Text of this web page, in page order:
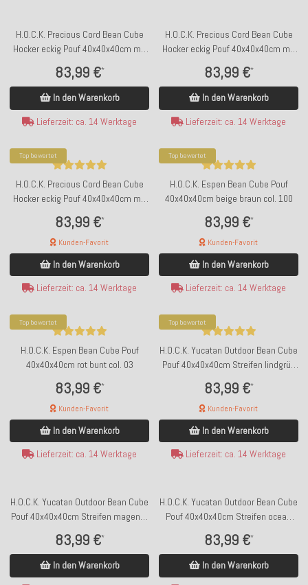
H.O.C.K. Precious Cord Bean Cube
Hocker eckig Pouf 40x40x40cm mit
83,99 €*
In den Warenkorb
Lieferzeit: ca. 14 Werktage
H.O.C.K. Precious Cord Bean Cube
Hocker eckig Pouf 40x40x40cm mit
83,99 €*
In den Warenkorb
Lieferzeit: ca. 14 Werktage
Top bewertet
H.O.C.K. Precious Cord Bean Cube
Hocker eckig Pouf 40x40x40cm mit
col. 666
83,99 €*
Kunden-Favorit
In den Warenkorb
Lieferzeit: ca. 14 Werktage
Top bewertet
H.O.C.K. Espen Bean Cube Pouf
40x40x40cm beige braun col. 100
83,99 €*
Kunden-Favorit
In den Warenkorb
Lieferzeit: ca. 14 Werktage
Top bewertet
H.O.C.K. Espen Bean Cube Pouf
40x40x40cm rot bunt col. 03
83,99 €*
Kunden-Favorit
In den Warenkorb
Lieferzeit: ca. 14 Werktage
Top bewertet
H.O.C.K. Yucatan Outdoor Bean Cube
Pouf 40x40x40cm Streifen lindgrün
83,99 €*
Kunden-Favorit
In den Warenkorb
Lieferzeit: ca. 14 Werktage
H.O.C.K. Yucatan Outdoor Bean Cube
Pouf 40x40x40cm Streifen magenta
83,99 €*
In den Warenkorb
H.O.C.K. Yucatan Outdoor Bean Cube
Pouf 40x40x40cm Streifen ocean
83,99 €*
In den Warenkorb